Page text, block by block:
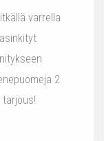
varrella
2
tarjous!